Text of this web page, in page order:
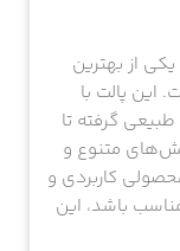
پالت سایه 12 رنگ شیگلم مدل BURGUNDY یکی از بهترین
این پالت با
گرفته تا
متنوع و
کاربردی و
باشد، این